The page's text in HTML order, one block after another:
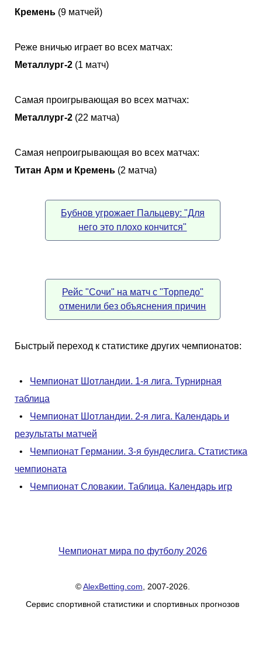
Кремень (9 матчей)
Реже вничью играет во всех матчах:
Металлург-2 (1 матч)
Самая проигрывающая во всех матчах:
Металлург-2 (22 матча)
Самая непроигрывающая во всех матчах:
Титан Арм и Кремень (2 матча)
Бубнов угрожает Пальцеву: "Для
него это плохо кончится"
Рейс "Сочи" на матч с "Торпедо"
отменили без объяснения причин
Быстрый переход к статистике других чемпионатов:
• Чемпионат Шотландии. 1-я лига. Турнирная
таблица
• Чемпионат Шотландии. 2-я лига. Календарь и
результаты матчей
• Чемпионат Германии. 3-я бундеслига. Статистика
чемпионата
• Чемпионат Словакии. Таблица. Календарь игр
Чемпионат мира по футболу 2026
©AlexBetting.com , 2007-2026.
Сервис спортивной статистики и спортивных прогнозов